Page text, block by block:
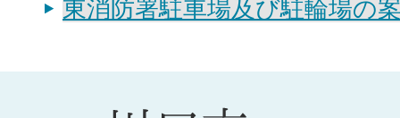
東消防署駐車場及び駐輪場の